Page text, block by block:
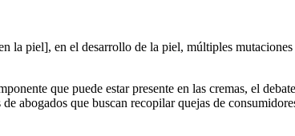
la piel], en el desarrollo de la piel, múltiples
que puede estar presente en las cremas, el
abogados que buscan recopilar quejas de